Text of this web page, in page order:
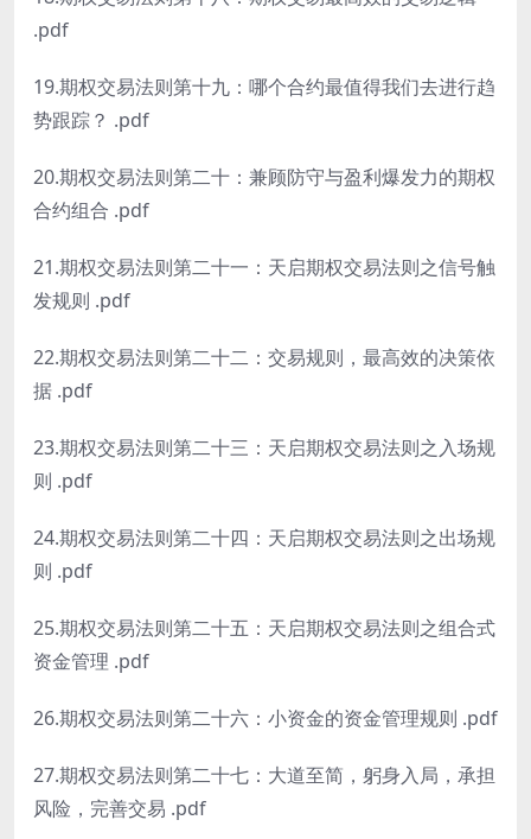
.pdf
19.期权交易法则第十九：哪个合约最值得我们去进行趋
势跟踪？ .pdf
20.期权交易法则第二十：兼顾防守与盈利爆发力的期权
合约组合 .pdf
21.期权交易法则第二十一：天启期权交易法则之信号触
发规则 .pdf
22.期权交易法则第二十二：交易规则，最高效的决策依
据 .pdf
23.期权交易法则第二十三：天启期权交易法则之入场规
则 .pdf
24.期权交易法则第二十四：天启期权交易法则之出场规
则 .pdf
25.期权交易法则第二十五：天启期权交易法则之组合式
资金管理 .pdf
26.期权交易法则第二十六：小资金的资金管理规则 .pdf
27.期权交易法则第二十七：大道至简，躬身入局，承担
风险，完善交易 .pdf